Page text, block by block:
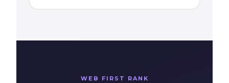
WEB FIRST RANK